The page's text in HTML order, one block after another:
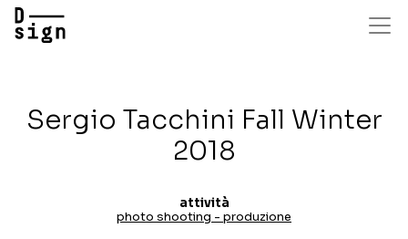
Sergio Tacchini Fall Winter
2018
attività
photo shooting - produzione